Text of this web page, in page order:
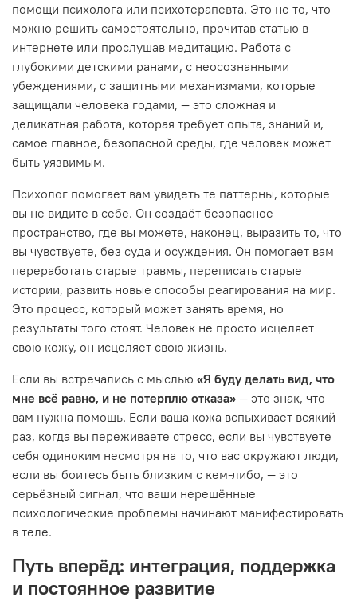
помощи психолога или психотерапевта. Это не то, что
можно решить самостоятельно, прочитав статью в
интернете или прослушав медитацию. Работа с
глубокими детскими ранами, с неосознанными
убеждениями, с защитными механизмами, которые
защищали человека годами, — это сложная и
деликатная работа, которая требует опыта, знаний и,
самое главное, безопасной среды, где человек может
быть уязвимым.
Психолог помогает вам увидеть те паттерны, которые
вы не видите в себе. Он создаёт безопасное
пространство, где вы можете, наконец, выразить то, что
вы чувствуете, без суда и осуждения. Он помогает вам
переработать старые травмы, переписать старые
истории, развить новые способы реагирования на мир.
Это процесс, который может занять время, но
результаты того стоят. Человек не просто исцеляет
свою кожу, он исцеляет свою жизнь.
Если вы встречались с мыслью «Я буду делать вид, что
мне всё равно, и не потерплю отказа» — это знак, что
вам нужна помощь. Если ваша кожа вспыхивает всякий
раз, когда вы переживаете стресс, если вы чувствуете
себя одиноким несмотря на то, что вас окружают люди,
если вы боитесь быть близким с кем-либо, — это
серьёзный сигнал, что ваши нерешённые
психологические проблемы начинают манифестировать
в теле.
Путь вперёд: интеграция, поддержка
и постоянное развитие